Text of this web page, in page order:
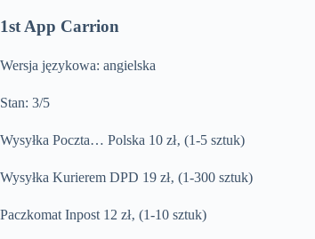
1st App Carrion
Wersja językowa: angielska
Stan: 3/5
Wysyłka Poczta… Polska 10 zł‚ (1-5 sztuk)
Wysyłka Kurierem DPD 19 zł‚ (1-300 sztuk)
Paczkomat Inpost 12 zł‚ (1-10 sztuk)